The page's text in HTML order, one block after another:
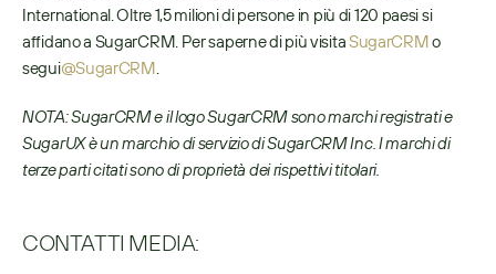
International. Oltre 1,5 milioni di persone in più di 120 paesi si
affidano a SugarCRM. Per saperne di più visita SugarCRM o
segui@SugarCRM.
NOTA: SugarCRM e il logo SugarCRM sono marchi registrati e
SugarUX è un marchio di servizio di SugarCRM Inc. I marchi di
terze parti citati sono di proprietà dei rispettivi titolari.
CONTATTI MEDIA: